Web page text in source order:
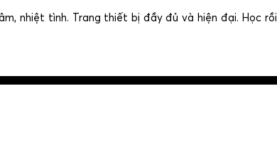
nhiệt tình. Trang thiết bị đầy đủ và hiện đại. Học rồi